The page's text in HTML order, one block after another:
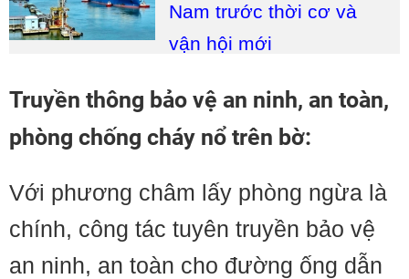
Nam trước thời cơ và
vận hội mới
Truyền thông bảo vệ an ninh, an toàn,
phòng chống cháy nổ trên bờ:
Với phương châm lấy phòng ngừa là
chính, công tác tuyên truyền bảo vệ
an ninh, an toàn cho đường ống dẫn